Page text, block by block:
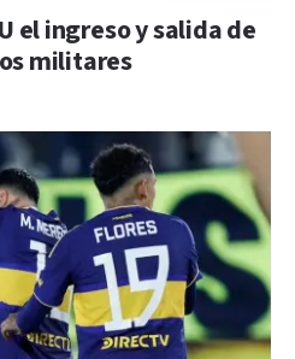
el ingreso y salida de
militares